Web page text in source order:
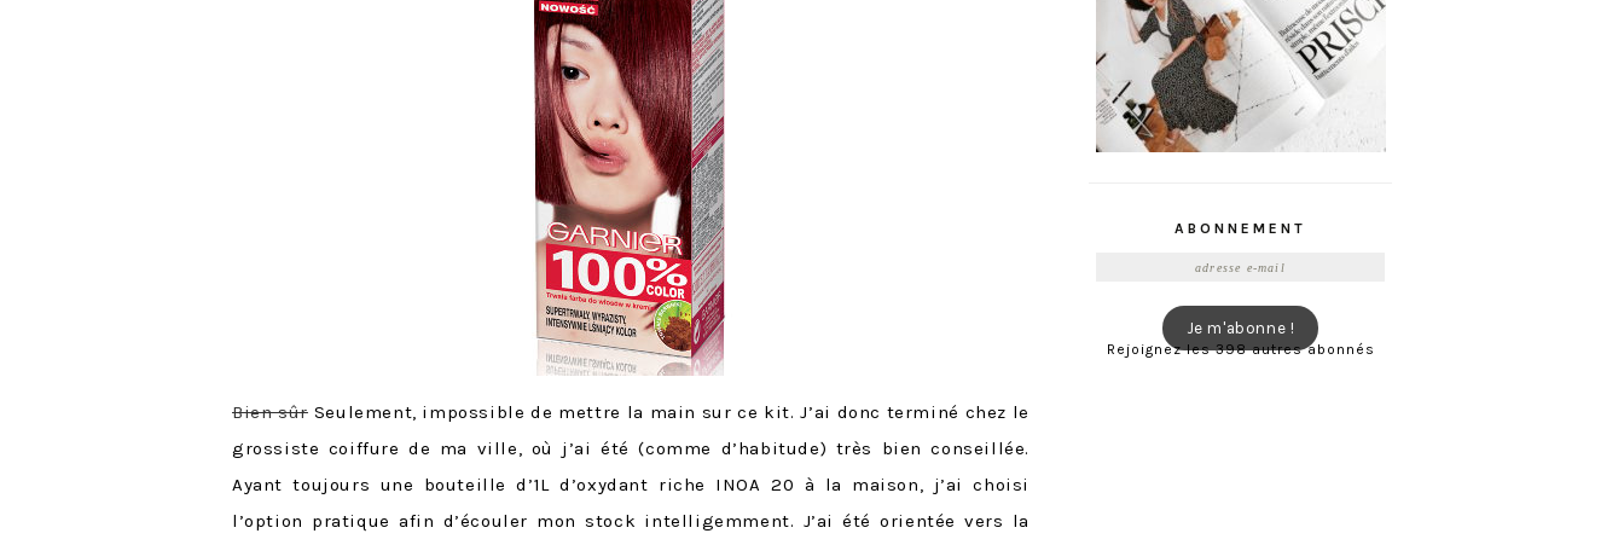
Bien sûrSeulement, impossible de mettre la main sur ce kit. J’ai donc terminé chez le
grossiste coiffure de ma ville, où j’ai été (comme d’habitude) très bien conseillée.
Ayant toujours une bouteille d’1L d’oxydant riche INOA 20 à la maison, j’ai choisi
l’option pratique afin d’écouler mon stock intelligemment. J’ai été orientée vers la
ABONNEMENT
Je m'abonne !
Rejoignez les 398 autres abonnés